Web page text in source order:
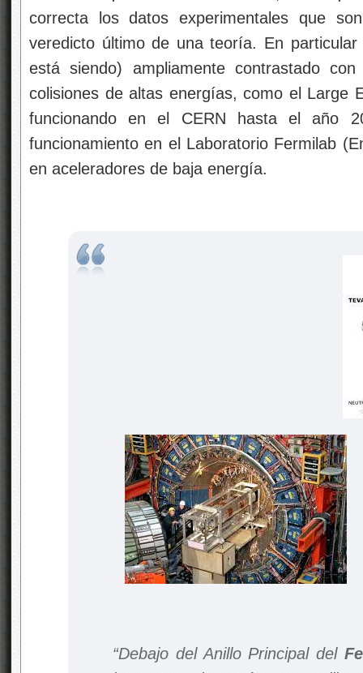
correcta los datos experimentales que
veredicto último de una teoría. En
está siendo) ampliamente contrastado
colisiones de altas energías, como el Large
funcionando en el CERN hasta el año
funcionamiento en el Laboratorio Fermilab
en aceleradores de baja energía.
“Debajo del Anillo Principal del